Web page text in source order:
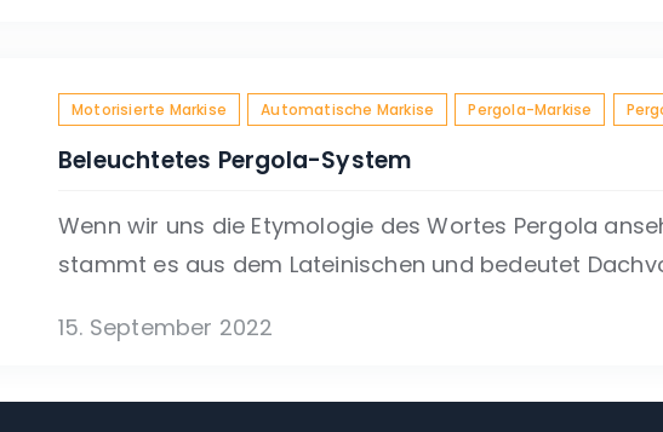
Motorisierte Markise Automatische Markise Pergola-Markise
Beleuchtetes Pergola-System
Wenn wir uns die Etymologie des Wortes Pergola
stammt es aus dem Lateinischen und bedeutet
15. September 2022